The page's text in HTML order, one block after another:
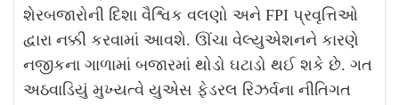
શેરબજારોની દિશા વૈશ્વિક વલણો અને FPI પ્રવૃત્તિઓ
દ્વારા નક્કી કરવામાં આવશે. ઊંચા વેલ્યુએશનને કારણે
નજીકના ગાળામાં બજારમાં થોડો ઘટાડો થઈ શકે છે. ગત
અઠવાડિયું મુખ્યત્વે યુએસ ફેડરલ રિઝર્વના નીતિગત